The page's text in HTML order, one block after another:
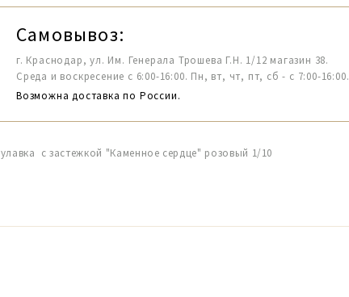
Самовывоз:
г. Краснодар, ул. Им. Генерала Трошева Г.Н. 1/12 магазин 38.
Среда и воскресение с 6:00-16:00. Пн, вт, чт, пт, сб - с 7:00-16:00.
Возможна доставка по России.
с застежкой "Каменное сердце" розовый 1/10